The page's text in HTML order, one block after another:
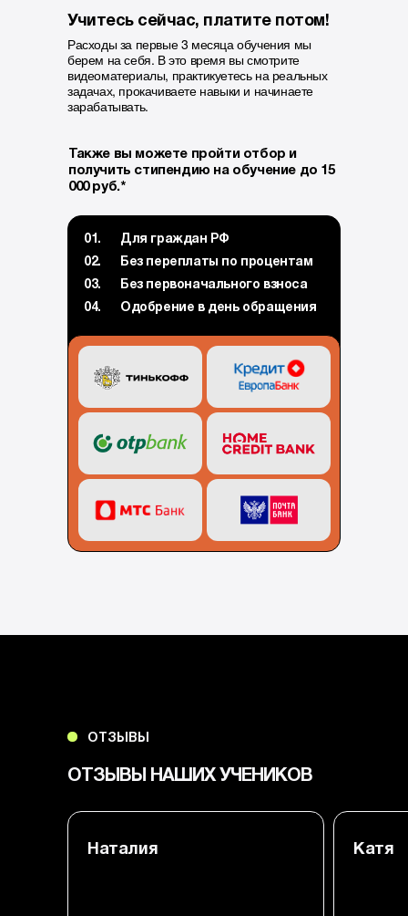
Учитесь сейчас, платите потом!
Расходы за первые 3 месяца обучения мы
берем на себя. В это время вы смотрите
видеоматериалы, практикуетесь на реальных
задачах, прокачиваете навыки и начинаете
зарабатывать.
Также вы можете пройти отбор и
получить стипендию на обучение до 15
000 руб.*
Для граждан РФ
Без переплаты по процентам
Без первоначального взноса
Одобрение в день обращения
01.
02.
03.
04.
ОТЗЫВЫ НАШИХ УЧЕНИКОВ
ОТЗЫВЫ
Наталия Катя